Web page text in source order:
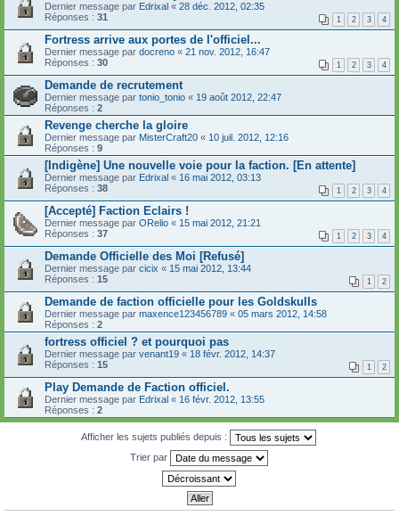
Dernier message par Edrixal « 28 déc. 2012, 02:35
Réponses : 31 1 2 3 4
Fortress arrive aux portes de l'officiel...
Dernier message par docreno « 21 nov. 2012, 16:47
Réponses : 30 1 2 3 4
Demande de recrutement
Dernier message par tonio_tonio « 19 août 2012, 22:47
Réponses : 2
Revenge cherche la gloire
Dernier message par MisterCraft20 « 10 juil. 2012, 12:16
Réponses : 9
[Indigène] Une nouvelle voie pour la faction. [En attente]
Dernier message par Edrixal « 16 mai 2012, 03:13
Réponses : 38 1 2 3 4
[Accepté] Faction Eclairs !
Dernier message par ORelio « 15 mai 2012, 21:21
Réponses : 37 1 2 3 4
Demande Officielle des Moi [Refusé]
Dernier message par cicix « 15 mai 2012, 13:44
Réponses : 15 1 2
Demande de faction officielle pour les Goldskulls
Dernier message par maxence123456789 « 05 mars 2012, 14:58
Réponses : 2
fortress officiel ? et pourquoi pas
Dernier message par venant19 « 18 févr. 2012, 14:37
Réponses : 15 1 2
Play Demande de Faction officiel.
Dernier message par Edrixal « 16 févr. 2012, 13:55
Réponses : 2
Afficher les sujets publiés depuis :
Trier par